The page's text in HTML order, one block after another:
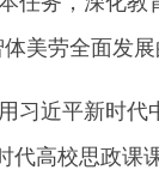
美劳全面发展
近平新时代
代高校思政